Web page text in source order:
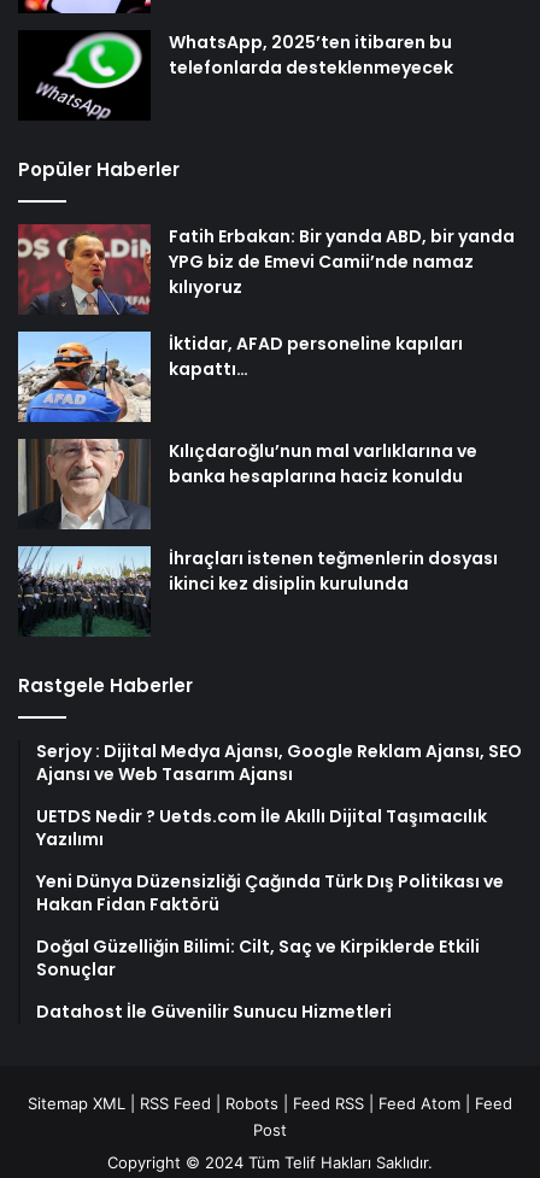
WhatsApp, 2025’ten itibaren bu
telefonlarda desteklenmeyecek
Popüler Haberler
Fatih Erbakan: Bir yanda ABD, bir yanda
YPG biz de Emevi Camii’nde namaz
kılıyoruz
İktidar, AFAD personeline kapıları
kapattı…
Kılıçdaroğlu’nun mal varlıklarına ve
banka hesaplarına haciz konuldu
İhraçları istenen teğmenlerin dosyası
ikinci kez disiplin kurulunda
Rastgele Haberler
Serjoy : Dijital Medya Ajansı, Google Reklam Ajansı, SEO
Ajansı ve Web Tasarım Ajansı
UETDS Nedir ? Uetds.com İle Akıllı Dijital Taşımacılık
Yazılımı
Yeni Dünya Düzensizliği Çağında Türk Dış Politikası ve
Hakan Fidan Faktörü
Doğal Güzelliğin Bilimi: Cilt, Saç ve Kirpiklerde Etkili
Sonuçlar
Datahost İle Güvenilir Sunucu Hizmetleri
Sitemap XML RSS Feed Robots Feed RSS Feed Atom
Feed
Post
Copyright © 2024 Tüm Telif Hakları Saklıdır.